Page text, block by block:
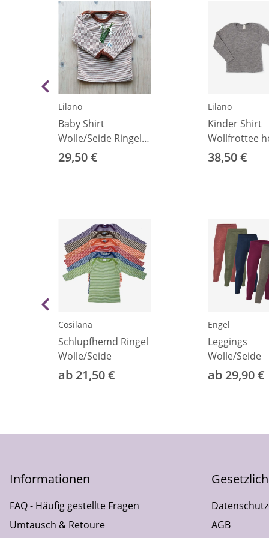
Lilano
Baby Shirt
Wolle/Seide Ringel
rust 68
29,50 €
Lilano
Kinder Shirt
Wollfrottee
104
38,50 €
Cosilana
Schlupfhemd Ringel
Wolle/Seide
ab 21,50 €
Engel
Leggings
Wolle/Seide
ab 29,90 €
Informationen
FAQ - Häufig gestellte Fragen
Umtausch & Retoure
AGB